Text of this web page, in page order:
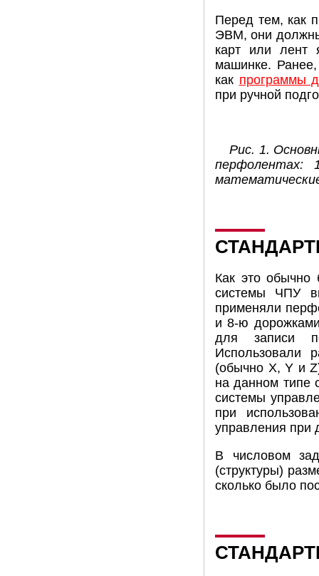
Перед тем, как
ЭВМ, они
карт или лент
машинке.
как программы
при ручной
Рис. 1.
перфолентах:
Как это обычно
системы ЧПУ
применяли
и 8-ю
для записи
Использовали
(обычно X, Y и
на данном типе
системы
при
управления при
В числовом
(структуры)
сколько было